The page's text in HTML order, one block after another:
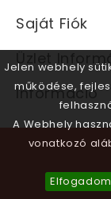
Saját Fiók
Üzlet
Információ
Jelen webhely
működése,
A Webhely
vonatkozó
Elfogadom